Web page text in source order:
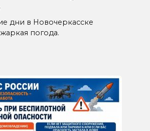
дни в Новочеркасске
погода.